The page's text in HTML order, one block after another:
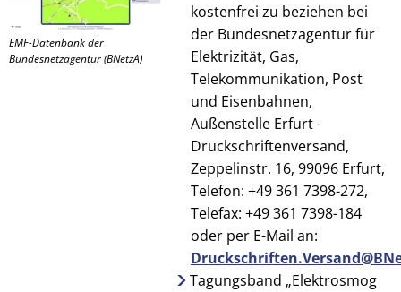
EMF-Datenbank der
Bundesnetzagentur (BNetzA)
kostenfrei zu beziehen bei
der Bundesnetzagentur für
Elektrizität, Gas,
Telekommunikation, Post
und Eisenbahnen,
Außenstelle Erfurt -
Druckschriftenversand,
Zeppelinstr. 16, 99096 Erfurt,
Telefon: +49 361 7398-272,
Telefax: +49 361 7398-184
oder per E-Mail an:
Tagungsband „Elektrosmog